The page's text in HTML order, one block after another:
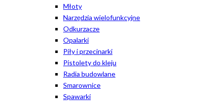
Młoty
Narzędzia wielofunkcyjne
Odkurzacze
Opalarki
Piły i przecinarki
Pistolety do kleju
Radia budowlane
Smarownice
Spawarki